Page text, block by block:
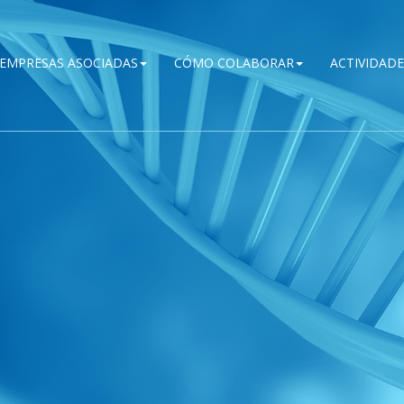
EMPRESAS ASOCIADAS CÓMO COLABORAR